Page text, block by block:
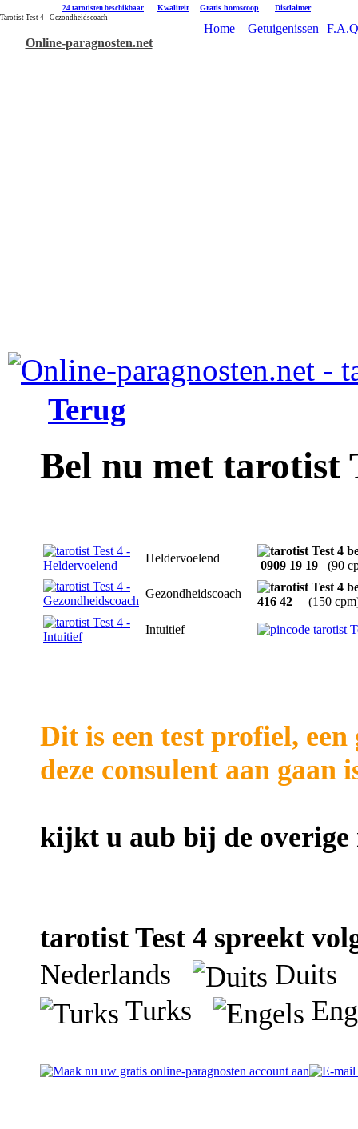
24 tarotisten beschikbaar Kwaliteit Gratis horoscoop Disclaimer
Tarotist Test 4 - Gezondheidscoach
Online-paragnosten.net
Home Getuigenissen
Terug
Bel nu met tarotist
Heldervoelend
0909 19 19 (90
Gezondheidscoach
416 42 (150
Intuitief
Dit is een test profiel,
deze consulent aan gaan
kijkt u aub bij de overige
tarotist Test 4 spreekt
Nederlands
Duits
Turks